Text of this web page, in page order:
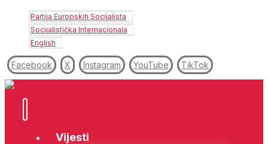
Partija Europskih Socijalista
Socijalistička Internacionala
English
Facebook X Instagram YouTube TikTok
Vijesti